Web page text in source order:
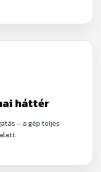
háttér
– a gép teljes